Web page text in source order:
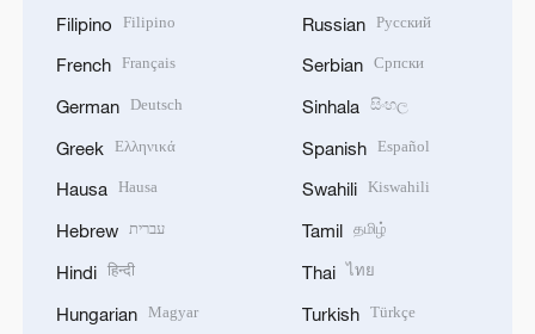
Filipino Filipino
French Français
German Deutsch
Greek Ελληνικά
Hausa Hausa
Hebrew עברית
Hindi हिन्दी
Hungarian Magyar
Russian Русский
Serbian Српски
Sinhala සිංහල
Spanish Español
Swahili Kiswahili
Tamil தமிழ்
Thai ไทย
Turkish Türkçe